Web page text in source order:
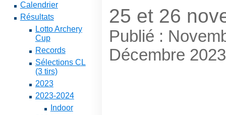
Calendrier
Résultats
Lotto Archery
Cup
Records
Sélections CL
(3 tirs)
2023
2023-2024
Indoor
25 et 26
Publié :
Décembre 2023